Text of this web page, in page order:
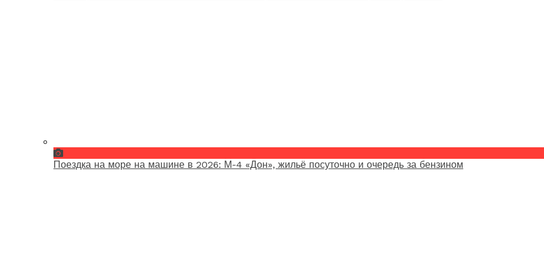
Поездка на море на машине в 2026: М-4 «Дон», жильё посуточно и очередь за бензином